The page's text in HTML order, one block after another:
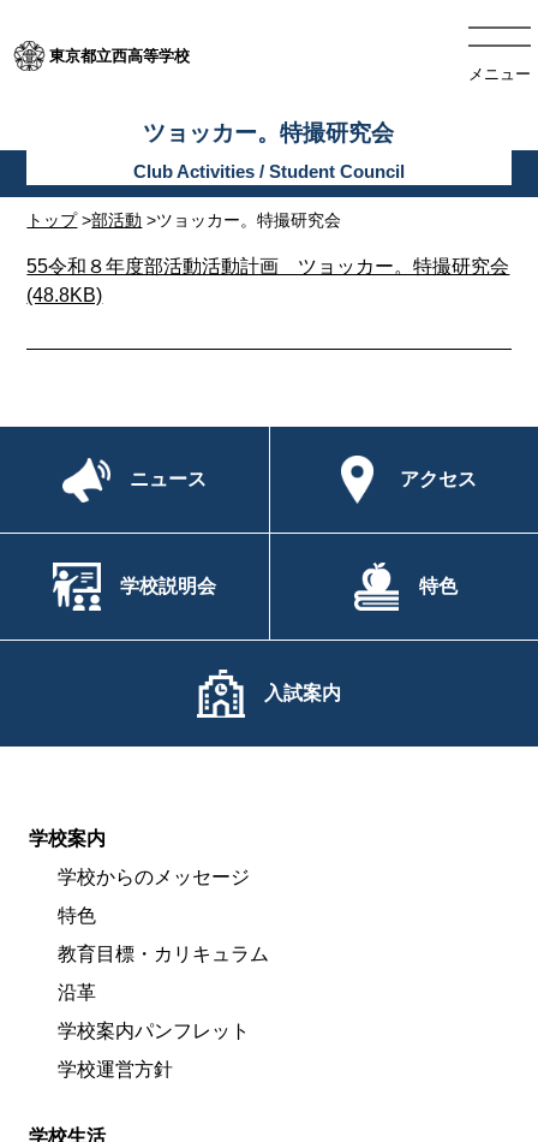
東京都立西高等学校
メニュー
トップ>部活動 >ツョッカー。特撮研究会
ツョッカー。特撮研究会
55令和８年度部活動活動計画 ツョッカー。特撮研究会
(48.8KB)
ニュース アクセス
学校説明会 特色
入試案内
学校案内
学校からのメッセージ
特色
教育目標・カリキュラム
沿革
学校案内パンフレット
学校運営方針
学校生活